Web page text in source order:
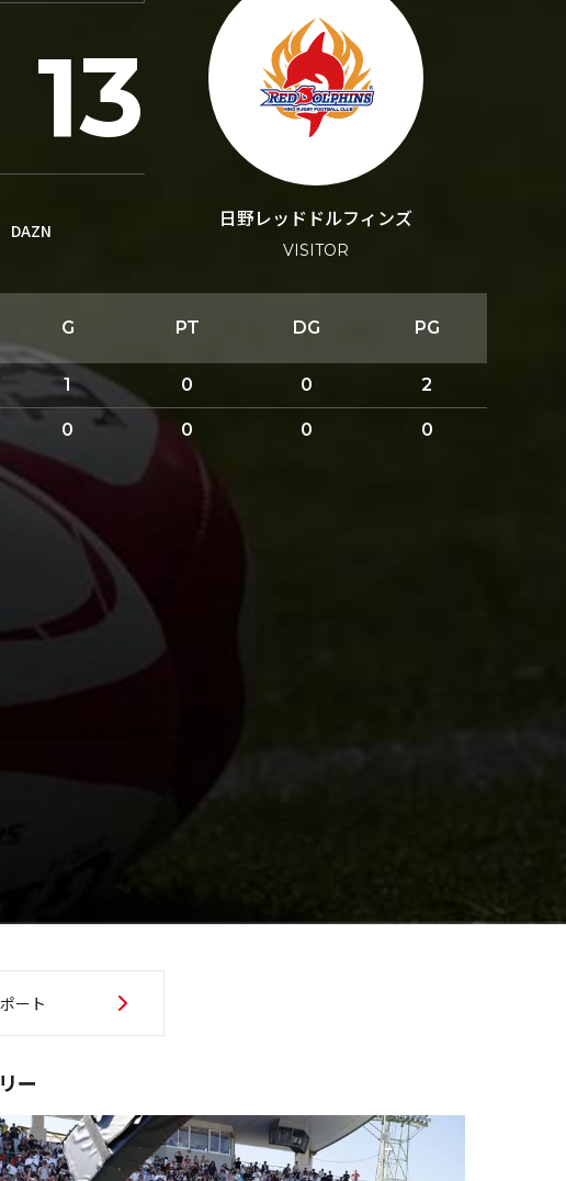
日野レッドドルフィンズ
VISITOR
13
DAZN
G PT DG PG
1 0 0 2
0 0 0 0
ート
ー